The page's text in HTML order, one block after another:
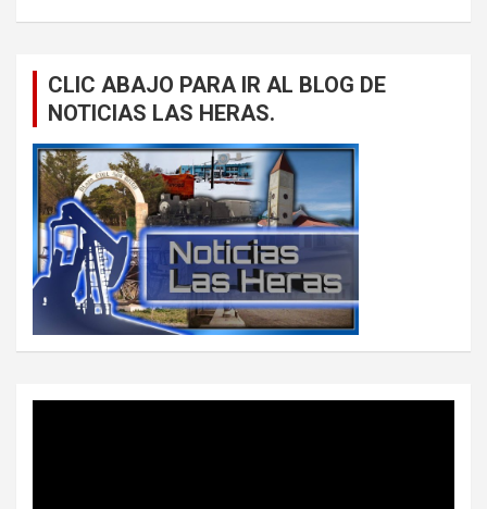
CLIC ABAJO PARA IR AL BLOG DE
NOTICIAS LAS HERAS.